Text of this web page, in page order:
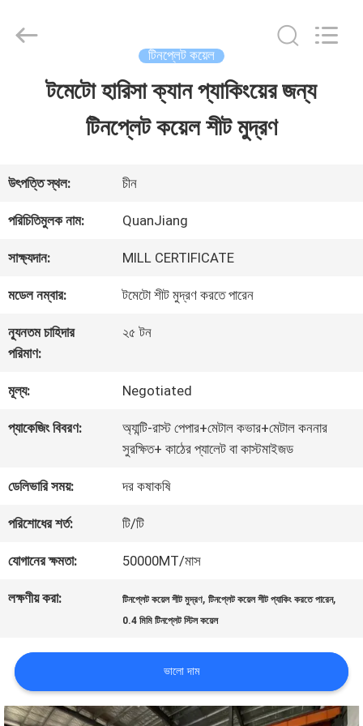
ভিডিও
আমাদের
সম্পর্কে
ভ্রমণ
যোগাযোগ
করুন
খবর
METAL
টিনপ্লেট কয়েল
টমেটো হারিসা ক্যান প্যাকিংয়ের জন্য
টিনপ্লেট কয়েল শীট মুদ্রণ
উৎপত্তি স্থল: চীন
পরিচিতিমুলক নাম: QuanJiang
সাক্ষ্যদান: MILL CERTIFICATE
মডেল নম্বার: টমেটো শীট মুদ্রণ করতে পারেন
ন্যূনতম চাহিদার
পরিমাণ:
২৫ টন
মূল্য: Negotiated
প্যাকেজিং বিবরণ:
অ্যান্টি-রাস্ট পেপার+মেটাল কভার+মেটাল কননার
সুরক্ষিত+ কাঠের প্যালেট বা কাস্টমাইজড
ডেলিভারি সময়: দর কষাকষি
পরিশোধের শর্ত: টি/টি
যোগানের ক্ষমতা: 50000MT/মাস
লক্ষণীয় করা: টিনপ্লেট কয়েল শীট মুদ্রণ,টিনপ্লেট কয়েল শীট প্যাকিং করতে পারেন,
0.4 মিমি টিনপ্লেট স্টিল কয়েল
ভালো দাম